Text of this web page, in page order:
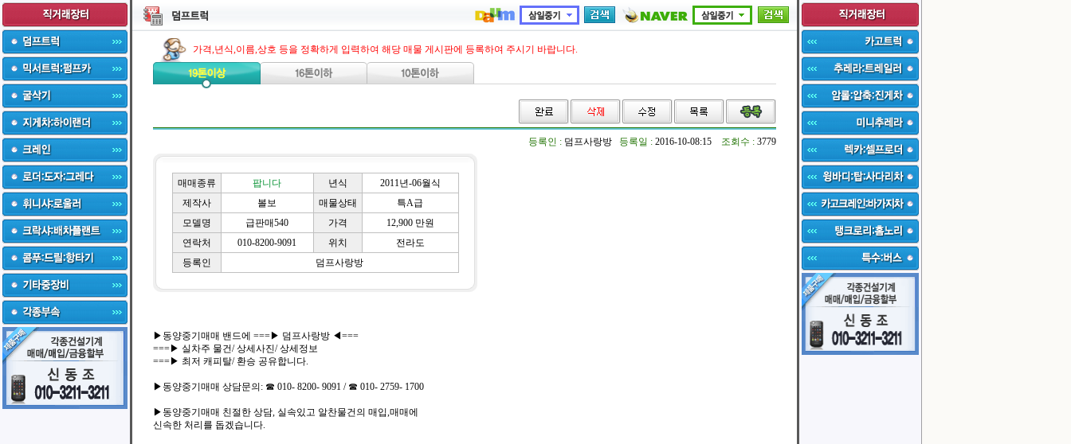
가격,년식,이름,상호 등을 정확하게 입력하여 해당 매물 게시판에 등록하여 주시기 바랍니다.
등록인 : 덤프사랑방 등록일 : 2016-10-08:15 조회수 : 3779
매매종류 팝니다 년식
2011년-06월식
제작사
볼보 매물상태
특A급
모델명
급판매540 가격
12,900 만원
연락처
010-8200-9091 위치
전라도
등록인
덤프사랑방
▶동양중기매매 밴드에 ===▶ 덤프사랑방 ◀===
===▶ 실차주 물건/ 상세사진/ 상세정보
===▶ 최저 캐피탈/ 환승 공유합니다.
▶동양중기매매 상담문의: ☎ 010- 8200- 9091 / ☎ 010- 2759- 1700
▶동양중기매매 친절한 상담, 실속있고 알찬물건의 매입,매매에
신속한 처리를 돕겠습니다.